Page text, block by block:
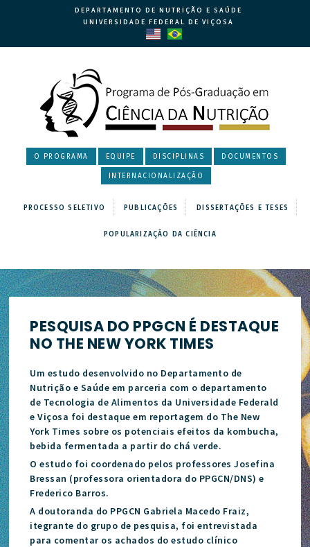
DEPARTAMENTO DE NUTRIÇÃO E SAÚDE
UNIVERSIDADE FEDERAL DE VIÇOSA
O PROGRAMA EQUIPE DISCIPLINAS DOCUMENTOS
INTERNACIONALIZAÇÃO
PROCESSO SELETIVO PUBLICAÇÕES DISSERTAÇÕES E TESES
POPULARIZAÇÃO DA CIÊNCIA
PESQUISA DO PPGCN É DESTAQUE
NO THE NEW YORK TIMES
Um estudo desenvolvido no Departamento de
Nutrição e Saúde em parceria com o departamento
de Tecnologia de Alimentos da Universidade Federald
e Viçosa foi destaque em reportagem do The New
York Times sobre os potenciais efeitos da kombucha,
bebida fermentada a partir do chá verde.
O estudo foi coordenado pelos professores Josefina
Bressan (professora orientadora do PPGCN/DNS) e
Frederico Barros.
A doutoranda do PPGCN Gabriela Macedo Fraiz,
itegrante do grupo de pesquisa, foi entrevistada
para comentar os achados do estudo clínico